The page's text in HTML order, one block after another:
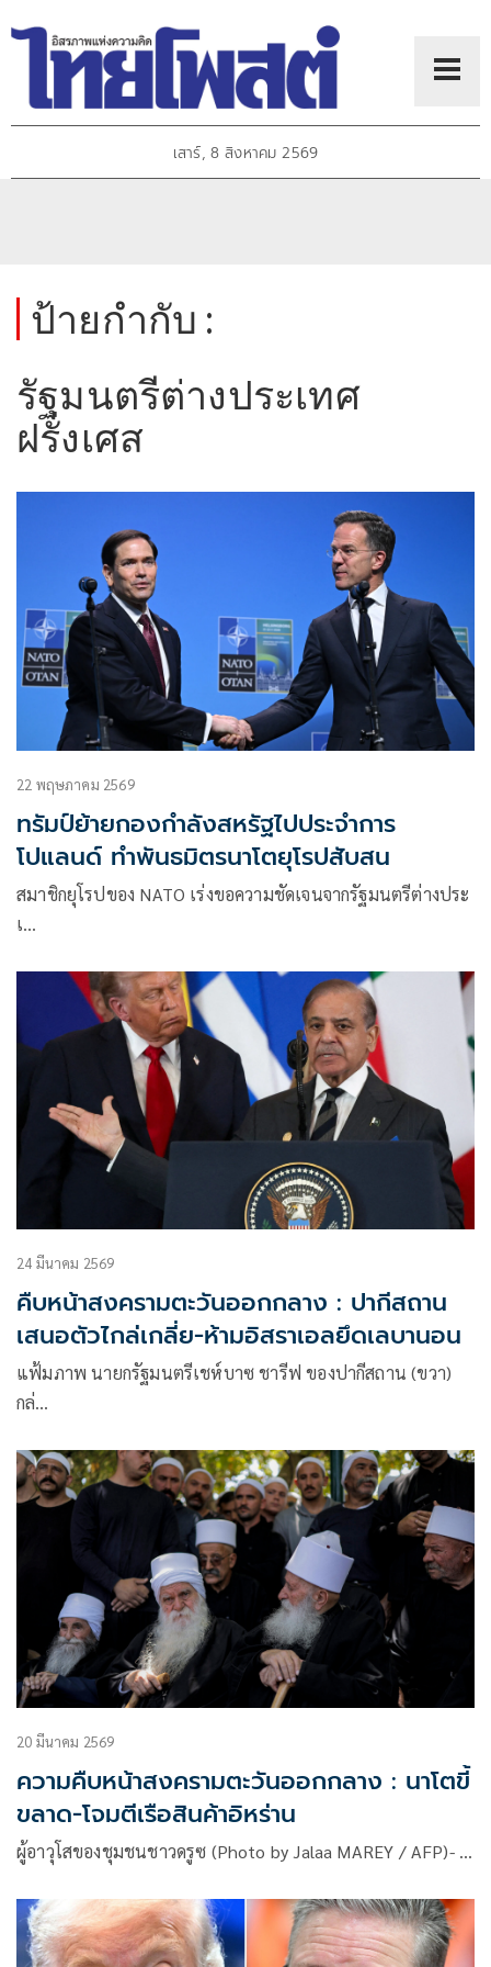
เสาร์, 8 สิงหาคม 2569
ป้ายกำกับ :
รัฐมนตรีต่างประเทศ
ฝรั่งเศส
22 พฤษภาคม 2569
ทรัมป์ย้ายกองกำลังสหรัฐไปประจำการ
โปแลนด์ ทำพันธมิตรนาโตยุโรปสับสน
สมาชิกยุโรปของ NATO เร่งขอความชัดเจนจากรัฐมนตรีต่างประ
เ…
24 มีนาคม 2569
คืบหน้าสงครามตะวันออกกลาง : ปากีสถาน
เสนอตัวไกล่เกลี่ย-ห้ามอิสราเอลยึดเลบานอน
แฟ้มภาพ นายกรัฐมนตรีเชห์บาซ ชารีฟ ของปากีสถาน (ขวา)
กล่…
20 มีนาคม 2569
ความคืบหน้าสงครามตะวันออกกลาง : นาโตขี้
ขลาด-โจมตีเรือสินค้าอิหร่าน
ผู้อาวุโสของชุมชนชาวดรูซ (Photo by Jalaa MAREY / AFP)- …